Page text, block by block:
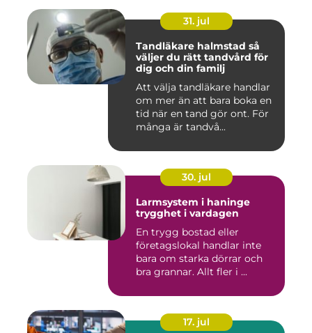
31. jul
Tandläkare halmstad så
väljer du rätt tandvård för
dig och din familj
Att välja tandläkare handlar
om mer än att bara boka en
tid när en tand gör ont. För
många är tandvå...
30. jul
Larmsystem i haninge
trygghet i vardagen
En trygg bostad eller
företagslokal handlar inte
bara om starka dörrar och
bra grannar. Allt fler i ...
17. jul